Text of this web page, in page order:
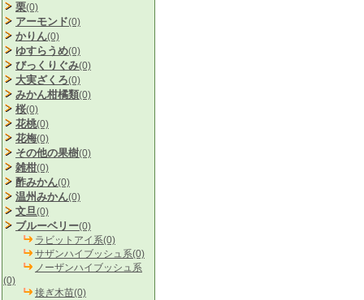
栗(0)
アーモンド(0)
かりん(0)
ゆすらうめ(0)
びっくりぐみ(0)
大実ざくろ(0)
みかん柑橘類(0)
桜(0)
花桃(0)
花梅(0)
その他の果樹(0)
雑柑(0)
酢みかん(0)
温州みかん(0)
文旦(0)
ブルーベリー(0)
ラビットアイ系(0)
サザンハイブッシュ系(0)
ノーザンハイブッシュ系
(0)
接ぎ木苗(0)